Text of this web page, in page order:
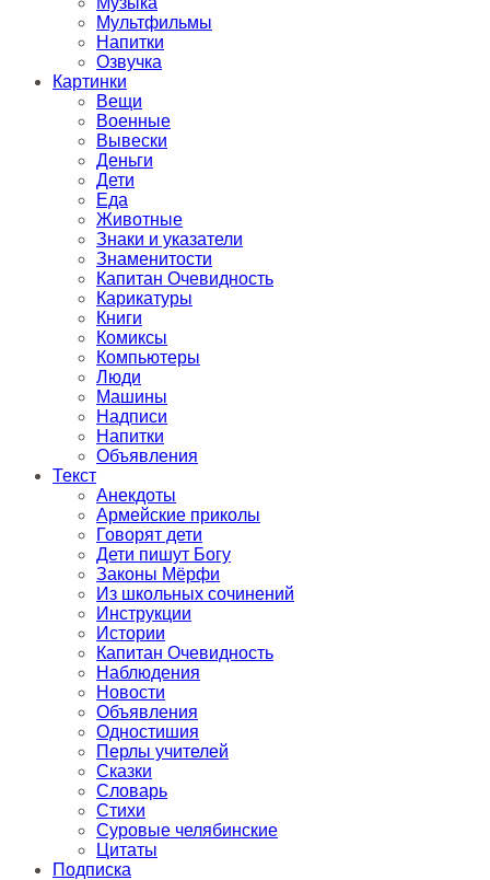
Мультфильмы
Напитки
Озвучка
Картинки
Вещи
Военные
Вывески
Деньги
Дети
Еда
Животные
Знаки и указатели
Знаменитости
Капитан Очевидность
Карикатуры
Книги
Комиксы
Компьютеры
Люди
Машины
Надписи
Напитки
Объявления
Текст
Анекдоты
Армейские приколы
Говорят дети
Дети пишут Богу
Законы Мёрфи
Из школьных сочинений
Инструкции
Истории
Капитан Очевидность
Наблюдения
Новости
Объявления
Одностишия
Перлы учителей
Сказки
Словарь
Стихи
Суровые челябинские
Цитаты
Подписка